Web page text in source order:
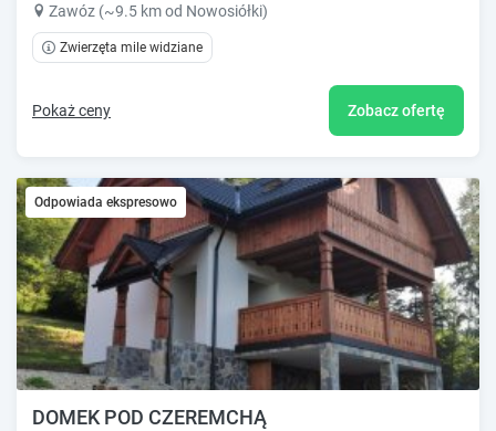
Zawóz (~9.5 km od Nowosiółki)
Zwierzęta mile widziane
Pokaż ceny Zobacz ofertę
Odpowiada ekspresowo
DOMEK POD CZEREMCHĄ